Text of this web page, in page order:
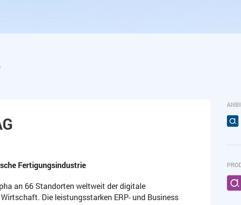
Fertigungsindustrie
an 66 Standorten weltweit der digitale
Die leistungsstarken ERP- und Business